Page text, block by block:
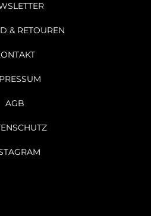
& RETOUREN
AGB